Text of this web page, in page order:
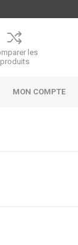
les
produits
MON COMPTE